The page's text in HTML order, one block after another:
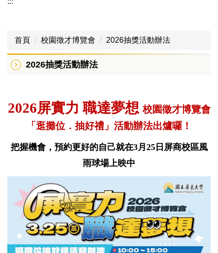
2026系所專長介紹
2026徵才廠商職缺
歷年徵才活動回顧
首頁 校園徵才博覽會 2026抽獎活動辦法
2026抽獎活動辦法
2026屏實力 職達夢想 校園徵才博覽會
「逛攤位．抽好禮」活動辦法出爐囉！
把握機會， 預約更好的自己就在3月25日屏商校區風
雨球場上映中